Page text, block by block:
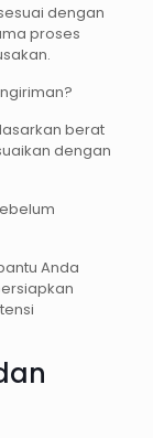
dengan
proses
berat
dengan
Anda